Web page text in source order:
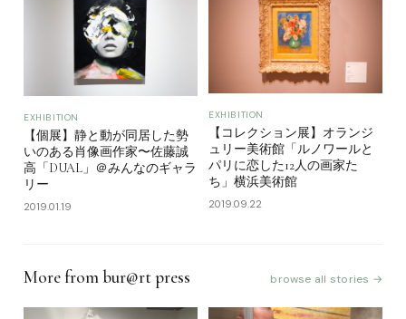
EXHIBITION
【個展】静と動が同居した勢
いのある肖像画作家〜佐藤誠
高「DUAL」＠みんなのギャラ
リー
2019.01.19
EXHIBITION
【コレクション展】オランジ
ュリー美術館「ルノワールと
パリに恋した12人の画家た
ち」横浜美術館
2019.09.22
More from bur@rt press browse all stories →